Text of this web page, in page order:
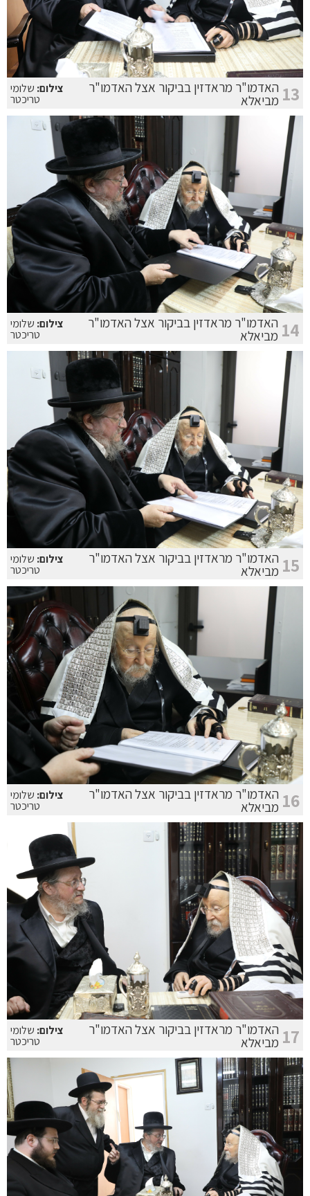
13 האדמו"ר מראדזין בביקור אצל האדמו"ר
מביאלא
צילום: שלומי
טריכטר
14 האדמו"ר מראדזין בביקור אצל האדמו"ר
מביאלא
צילום: שלומי
טריכטר
15 האדמו"ר מראדזין בביקור אצל האדמו"ר
מביאלא
צילום: שלומי
טריכטר
16 האדמו"ר מראדזין בביקור אצל האדמו"ר
מביאלא
צילום: שלומי
טריכטר
17 האדמו"ר מראדזין בביקור אצל האדמו"ר
מביאלא
צילום: שלומי
טריכטר